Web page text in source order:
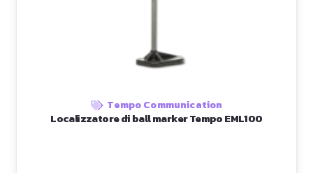
Tempo Communication
Localizzatore di ball marker Tempo EML100